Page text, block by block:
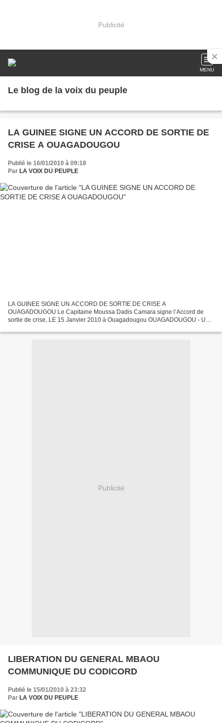
Publicité
MENU
Le blog de la voix du peuple
LA GUINEE SIGNE UN ACCORD DE SORTIE DE
CRISE A OUAGADOUGOU
Publié le 16/01/2010 à 09:18
Par LA VOIX DU PEUPLE
LA GUINEE SIGNE UN ACCORD DE SORTIE DE CRISE A
OUAGADOUGOU Le Capitaine Moussa Dadis Camara signe l’Accord de
sortie de crise, LE 15 Janvier 2010 à Ouagadougou OUAGADOUGOU - Un
prévoyant...
Publicité
LIBERATION DU GENERAL MBAOU
COMMUNIQUE DU CODICORD
Publié le 15/01/2010 à 23:32
Par LA VOIX DU PEUPLE